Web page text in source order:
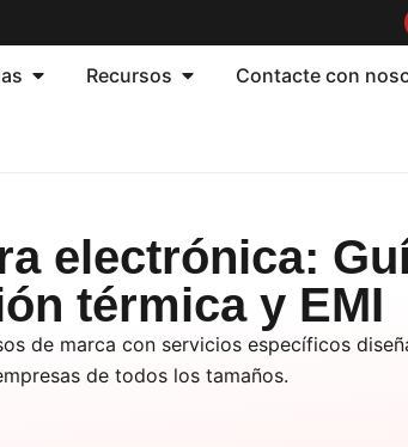
Recursos
Contacte con
electrónica:
térmica y EMI
de marca con servicios específicos
de todos los tamaños.